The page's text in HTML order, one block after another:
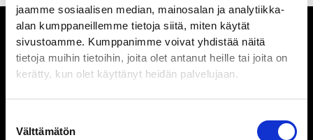
jaamme sosiaalisen median, mainosalan ja analytiikka-
alan kumppaneillemme tietoja siitä, miten käytät
sivustoamme. Kumppanimme voivat yhdistää näitä
tietoja muihin tietoihin, joita olet antanut heille tai joita on
kerätty, kun olet käyttänyt heidän palvelujaan.
valinta
Välttämätön